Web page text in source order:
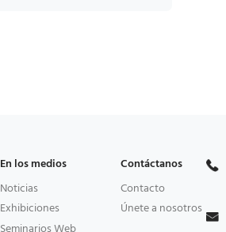
En los medios
Noticias
Exhibiciones
Contáctanos
Contacto
Únete a nosotros